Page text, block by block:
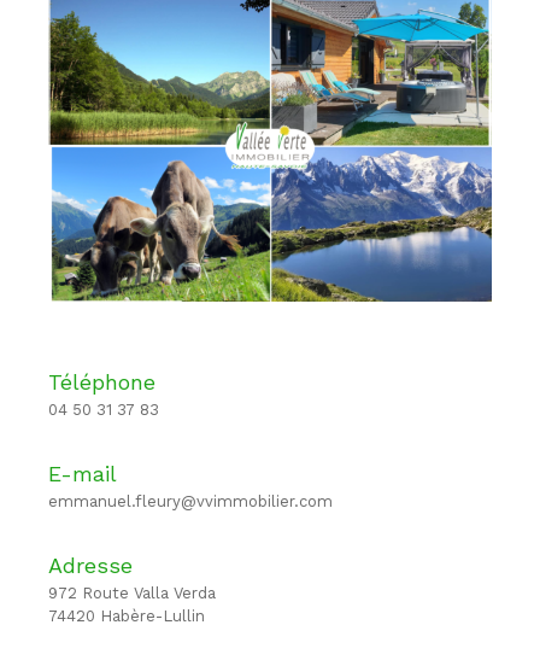
Téléphone
04 50 31 37 83
E-mail
emmanuel.fleury@vvimmobilier.com
Adresse
972 Route Valla Verda
74420 Habère-Lullin